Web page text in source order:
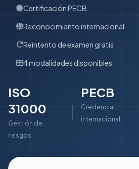
Certificación PECB
Reconocimiento internacional
Reintento de examen gratis
4 modalidades disponibles
ISO
31000
Gestión de
riesgos
PECB
Credencial
internacional